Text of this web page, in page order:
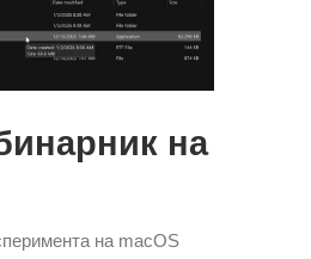
на
на macOS